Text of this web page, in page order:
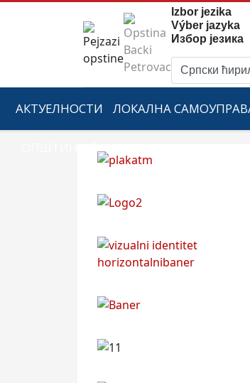
Izbor jezika
Výber jazyka
Избор језика
АКТУЕЛНОСТИ ЛОКАЛНА